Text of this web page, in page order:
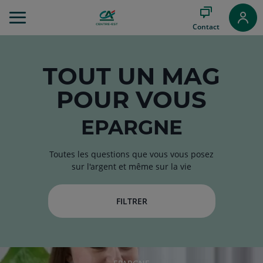
au
Contact
TOUT UN MAG
POUR VOUS
EPARGNE
Toutes les questions que vous vous posez
sur l'argent et même sur la vie
FILTRER